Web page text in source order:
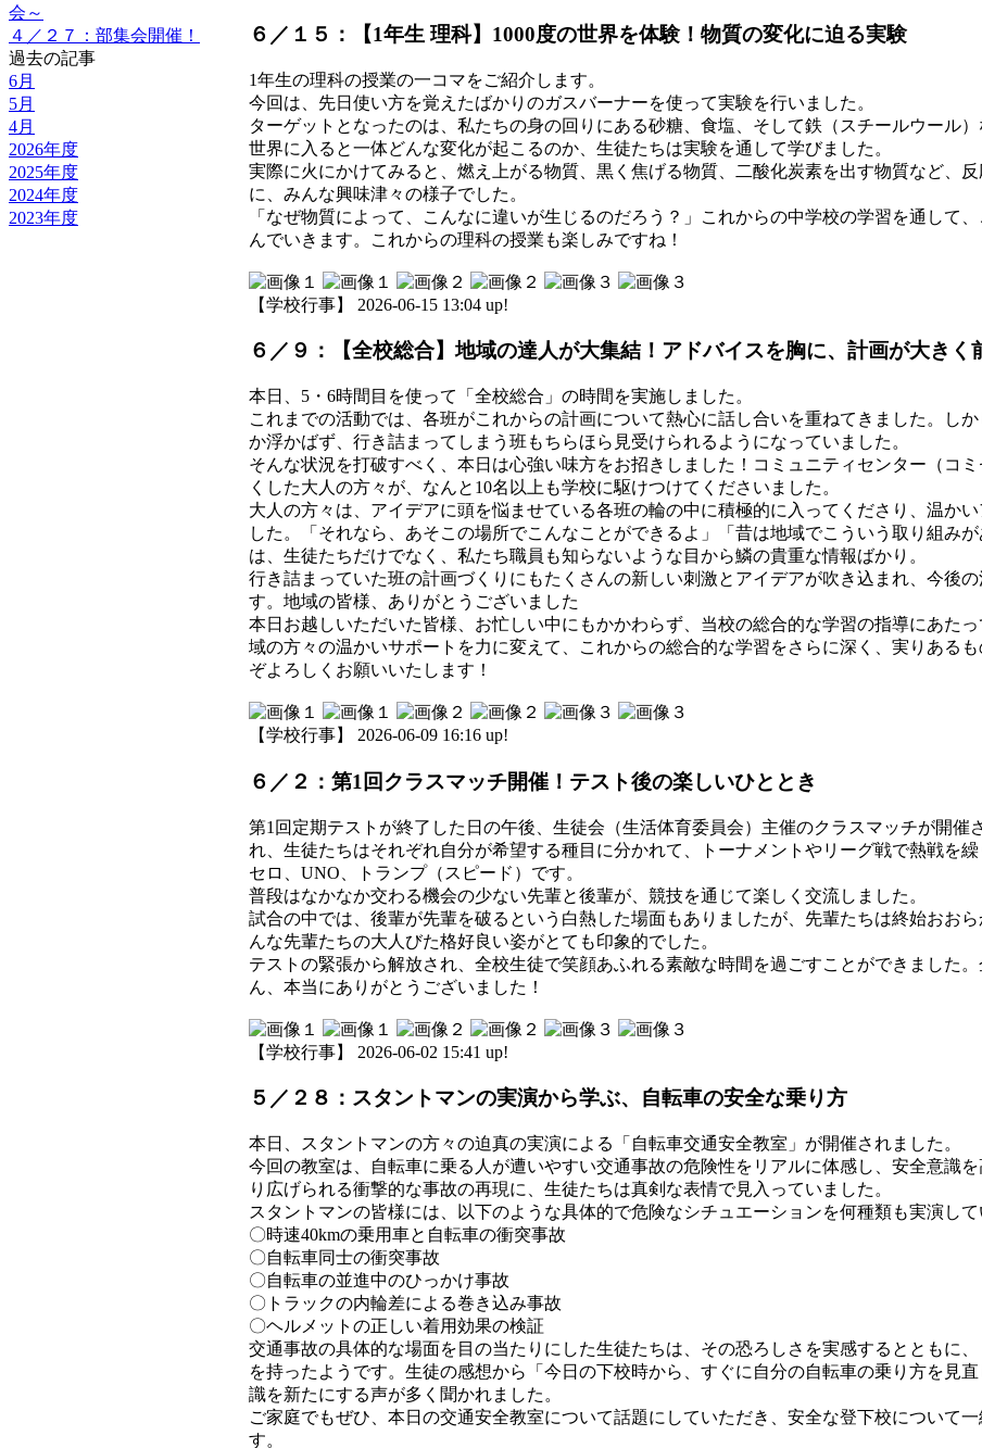
会～
４／２７：部集会開催！
過去の記事
6月
5月
4月
2026年度
2025年度
2024年度
2023年度
６／１５：【1年生 理科】1000度の世界を体験！物質の変化に迫る実験
1年生の理科の授業の一コマをご紹介します。
今回は、先日使い方を覚えたばかりのガスバーナーを使って実験を行いました。
ターゲットとなったのは、私たちの身の回りにある砂糖、食塩、そして鉄（スチールウール
世界に入ると一体どんな変化が起こるのか、生徒たちは実験を通して学びました。
実際に火にかけてみると、燃え上がる物質、黒く焦げる物質、二酸化炭素を出す物質など、
に、みんな興味津々の様子でした。
「なぜ物質によって、こんなに違いが生じるのだろう？」これからの中学校の学習を通して
んでいきます。これからの理科の授業も楽しみですね！
【学校行事】 2026-06-15 13:04 up!
６／９：【全校総合】地域の達人が大集結！アドバイスを胸に、計画が大きく
本日、5・6時間目を使って「全校総合」の時間を実施しました。
これまでの活動では、各班がこれからの計画について熱心に話し合いを重ねてきました。し
か浮かばず、行き詰まってしまう班もちらほら見受けられるようになっていました。
そんな状況を打破すべく、本日は心強い味方をお招きしました！コミュニティセンター（コ
くした大人の方々が、なんと10名以上も学校に駆けつけてくださいました。
大人の方々は、アイデアに頭を悩ませている各班の輪の中に積極的に入ってくださり、温か
した。「それなら、あそこの場所でこんなことができるよ」「昔は地域でこういう取り組み
は、生徒たちだけでなく、私たち職員も知らないような目から鱗の貴重な情報ばかり。
行き詰まっていた班の計画づくりにもたくさんの新しい刺激とアイデアが吹き込まれ、今後
す。地域の皆様、ありがとうございました
本日お越しいただいた皆様、お忙しい中にもかかわらず、当校の総合的な学習の指導にあた
域の方々の温かいサポートを力に変えて、これからの総合的な学習をさらに深く、実りある
ぞよろしくお願いいたします！
【学校行事】 2026-06-09 16:16 up!
６／２：第1回クラスマッチ開催！テスト後の楽しいひととき
第1回定期テストが終了した日の午後、生徒会（生活体育委員会）主催のクラスマッチが開催
れ、生徒たちはそれぞれ自分が希望する種目に分かれて、トーナメントやリーグ戦で熱戦を
セロ、UNO、トランプ（スピード）です。
普段はなかなか交わる機会の少ない先輩と後輩が、競技を通じて楽しく交流しました。
試合の中では、後輩が先輩を破るという白熱した場面もありましたが、先輩たちは終始おお
んな先輩たちの大人びた格好良い姿がとても印象的でした。
テストの緊張から解放され、全校生徒で笑顔あふれる素敵な時間を過ごすことができました
ん、本当にありがとうございました！
【学校行事】 2026-06-02 15:41 up!
５／２８：スタントマンの実演から学ぶ、自転車の安全な乗り方
本日、スタントマンの方々の迫真の実演による「自転車交通安全教室」が開催されました。
今回の教室は、自転車に乗る人が遭いやすい交通事故の危険性をリアルに体感し、安全意識
り広げられる衝撃的な事故の再現に、生徒たちは真剣な表情で見入っていました。
スタントマンの皆様には、以下のような具体的で危険なシチュエーションを何種類も実演して
〇時速40kmの乗用車と自転車の衝突事故
〇自転車同士の衝突事故
〇自転車の並進中のひっかけ事故
〇トラックの内輪差による巻き込み事故
〇ヘルメットの正しい着用効果の検証
交通事故の具体的な場面を目の当たりにした生徒たちは、その恐ろしさを実感するとともに
を持ったようです。生徒の感想から「今日の下校時から、すぐに自分の自転車の乗り方を見
識を新たにする声が多く聞かれました。
ご家庭でもぜひ、本日の交通安全教室について話題にしていただき、安全な登下校について
す。